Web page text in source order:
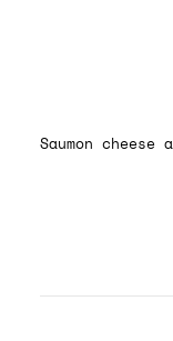
Saumon cheese